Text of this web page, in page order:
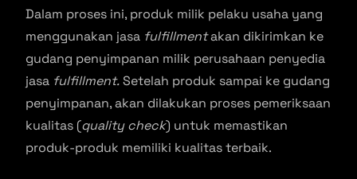
Dalam proses ini, produk milik pelaku usaha yang
menggunakan jasa fulfillmentakan dikirimkan ke
gudang penyimpanan milik perusahaan penyedia
jasa fulfillment.Setelah produk sampai ke gudang
penyimpanan, akan dilakukan proses pemeriksaan
kualitas (quality check) untuk memastikan
produk-produk memiliki kualitas terbaik.